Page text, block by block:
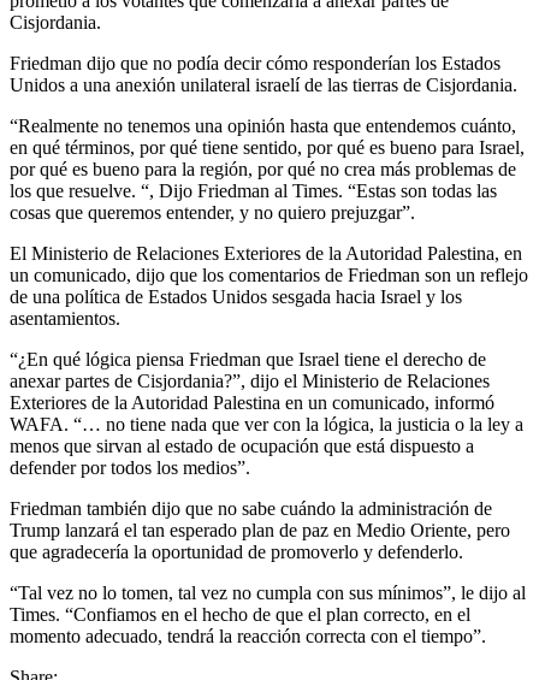
Cisjordania.
Friedman dijo que no podía decir cómo responderían los Estados
Unidos a una anexión unilateral israelí de las tierras de Cisjordania.
“Realmente no tenemos una opinión hasta que entendemos cuánto,
en qué términos, por qué tiene sentido, por qué es bueno para Israel,
por qué es bueno para la región, por qué no crea más problemas de
los que resuelve. “, Dijo Friedman al Times. “Estas son todas las
cosas que queremos entender, y no quiero prejuzgar”.
El Ministerio de Relaciones Exteriores de la Autoridad Palestina, en
un comunicado, dijo que los comentarios de Friedman son un reflejo
de una política de Estados Unidos sesgada hacia Israel y los
asentamientos.
“¿En qué lógica piensa Friedman que Israel tiene el derecho de
anexar partes de Cisjordania?”, dijo el Ministerio de Relaciones
Exteriores de la Autoridad Palestina en un comunicado, informó
WAFA. “… no tiene nada que ver con la lógica, la justicia o la ley a
menos que sirvan al estado de ocupación que está dispuesto a
defender por todos los medios”.
Friedman también dijo que no sabe cuándo la administración de
Trump lanzará el tan esperado plan de paz en Medio Oriente, pero
que agradecería la oportunidad de promoverlo y defenderlo.
“Tal vez no lo tomen, tal vez no cumpla con sus mínimos”, le dijo al
Times. “Confiamos en el hecho de que el plan correcto, en el
momento adecuado, tendrá la reacción correcta con el tiempo”.